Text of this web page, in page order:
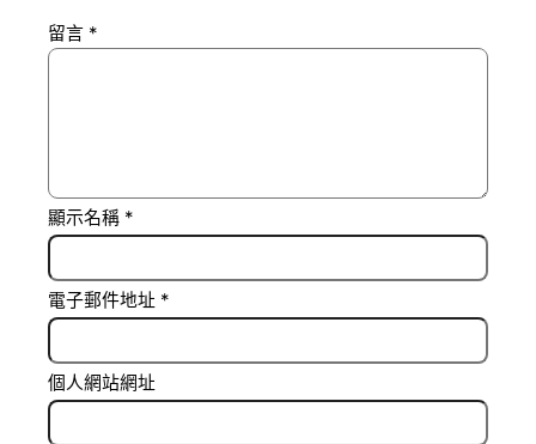
留言 *
顯示名稱 *
電子郵件地址 *
個人網站網址